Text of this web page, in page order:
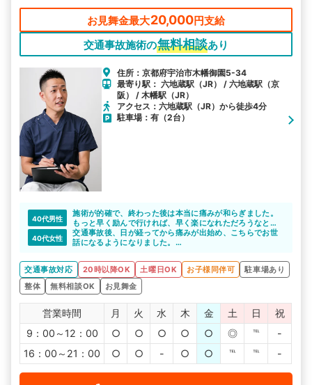
お見舞金最大20,000円支給
交通事故施術の無料相談あり
住所：京都府宇治市木幡御園5-34
最寄り駅： 六地蔵駅（JR） / 六地蔵駅（京
阪） / 木幡駅（JR）
アクセス：六地蔵駅（JR）から徒歩4分
駐車場：有（2台）
40代男性
施術が的確で、終わった後は本当に痛みが和らぎました。
もっと早く励んで行ければ、早く楽になれただろうなと思
います。
40代女性
交通事故後、日が経ってから痛みが出始め、こちらでお世
話になるようになりました。
くれます。さりげない心配りが嬉しくて通いやすいです。
交通事故対応 20時以降OK 土曜日OK お子様同伴可
駐車場あり
整体
無料相談OK お見舞金
営業時間 月 火 水 木 金 土 日
祝
9：00～12：00
○ ○ ○ ○ ○ ◎ ℡
-
16：00～21：00
○ ○ - ○ ○ ℡ ℡ -